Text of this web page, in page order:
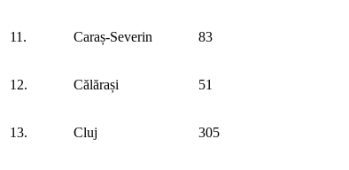
11. Caraș-Severin 83
12. Călărași 51
13. Cluj 305